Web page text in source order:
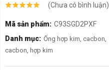
(Chưa có bình luận)
Mã sản phẩm: C93SGD2PXF
Danh mục: Ống hợp kim, cacbon
cacbon, hợp kim